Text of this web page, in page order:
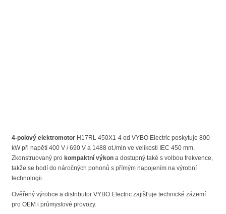
4-polový elektromotor H17RL 450X1-4 od VYBO Electric poskytuje 800
kW při napětí 400 V / 690 V a 1488 ot./min ve velikosti IEC 450 mm.
Zkonstruovaný pro kompaktní výkon a dostupný také s volbou frekvence,
takže se hodí do náročných pohonů s přímým napojením na výrobní
technologii.
Ověřený výrobce a distributor VYBO Electric zajišťuje technické zázemí
pro OEM i průmyslové provozy.